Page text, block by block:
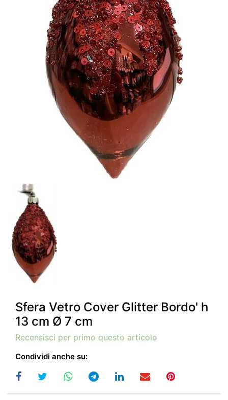
Sfera Vetro Cover Glitter Bordo' h
13 cm Ø 7 cm
Recensisci per primo questo articolo
Condividi anche su: